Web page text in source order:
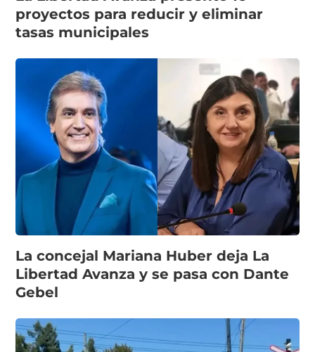
proyectos para reducir y eliminar
tasas municipales
La concejal Mariana Huber deja La
Libertad Avanza y se pasa con Dante
Gebel